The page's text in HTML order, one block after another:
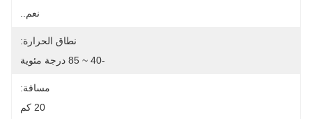
نعم..
نطاق الحرارة:
-40 ~ 85 درجة مئوية
مسافة:
20 كم